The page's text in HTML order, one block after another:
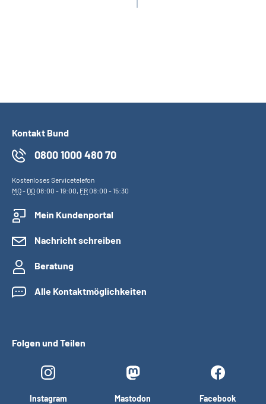
Kontakt Bund
0800 1000 480 70
Kostenloses Servicetelefon
MO- DO08:00 - 19:00, FR08:00 - 15:30
Mein Kundenportal
Nachricht schreiben
Beratung
Alle Kontaktmöglichkeiten
Folgen und Teilen
Instagram Mastodon Facebook